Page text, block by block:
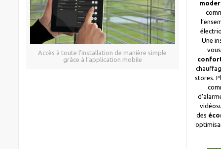
Accès à toute l’installation de manière simple
grâce à l’application mobile
Une
stores.
des